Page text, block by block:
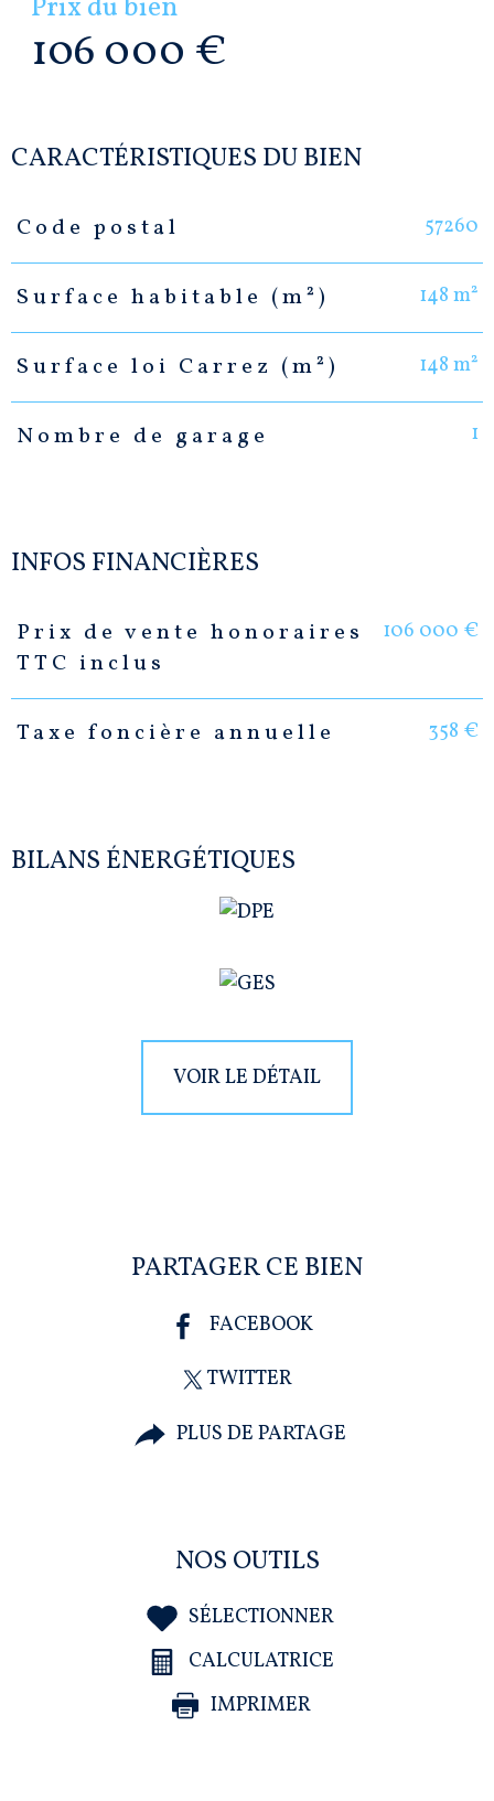
Prix du bien
106 000 €
CARACTÉRISTIQUES DU BIEN
Caractéristiques Valeurs
Code postal 57260
Surface habitable (m²) 148 m²
Surface loi Carrez (m²) 148 m²
Nombre de garage 1
INFOS FINANCIÈRES
Caractéristiques Valeurs
Prix de vente honoraires
TTC inclus
106 000 €
Taxe foncière annuelle 358 €
BILANS ÉNERGÉTIQUES
VOIR LE DÉTAIL
PARTAGER CE BIEN
FACEBOOK
TWITTER
PLUS DE PARTAGE
NOS OUTILS
SÉLECTIONNER
CALCULATRICE
IMPRIMER